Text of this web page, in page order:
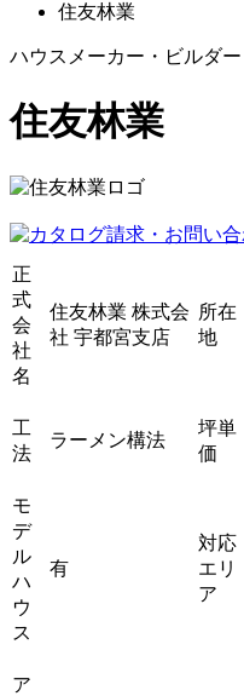
住友林業
ハウスメーカー・ビルダー
住友林業
正
式
会
社
名
住友林業 株式会
社 宇都宮支店
所在
地
工
法
ラーメン構法
坪単
価
モ
デ
ル
ハ
ウ
ス
有
対応
エリ
ア
ア